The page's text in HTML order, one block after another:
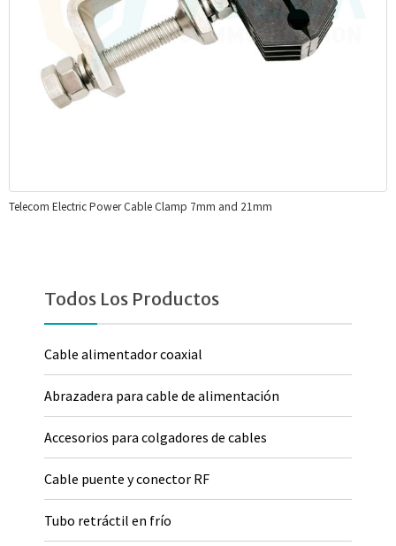
Telecom Electric Power Cable Clamp 7mm and 21mm
Todos Los Productos
Cable alimentador coaxial
Abrazadera para cable de alimentación
Accesorios para colgadores de cables
Cable puente y conector RF
Tubo retráctil en frío